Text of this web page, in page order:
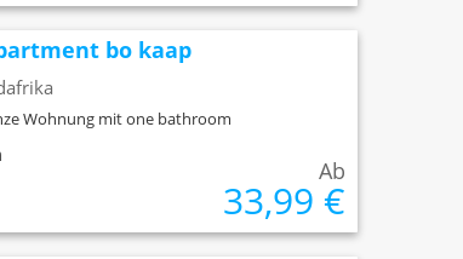
bo kaap
Wohnung mit one bathroom
Ab
33,99 €